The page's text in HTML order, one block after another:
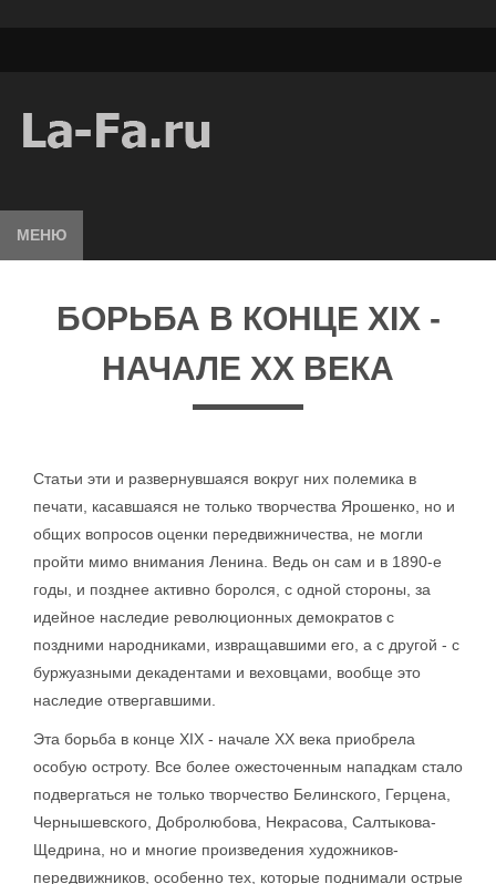
МЕНЮ
БОРЬБА В КОНЦЕ XIX -
НАЧАЛЕ XX ВЕКА
Статьи эти и развернувшаяся вокруг них полемика в
печати, касавшаяся не только творчества Ярошенко, но и
общих вопросов оценки передвижничества, не могли
пройти мимо внимания Ленина. Ведь он сам и в 1890-е
годы, и позднее активно боролся, с одной стороны, за
идейное наследие революционных демократов с
поздними народниками, извращавшими его, а с другой - с
буржуазными декадентами и веховцами, вообще это
наследие отвергавшими.
Эта борьба в конце XIX - начале XX века приобрела
особую остроту. Все более ожесточенным нападкам стало
подвергаться не только творчество Белинского, Герцена,
Чернышевского, Добролюбова, Некрасова, Салтыкова-
Щедрина, но и многие произведения художников-
передвижников, особенно тех, которые поднимали острые